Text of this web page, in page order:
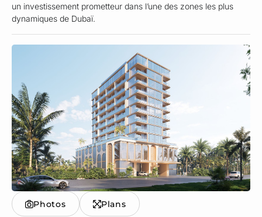
un investissement prometteur dans l’une des zones les plus
dynamiques de Dubaï.
Photos Plans